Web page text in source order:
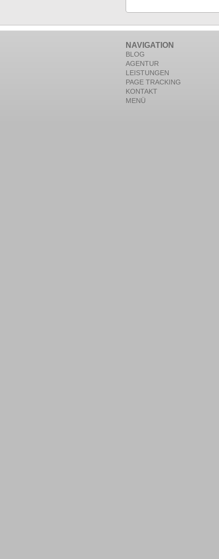
NAVIGATION
BLOG
AGENTUR
LEISTUNGEN
PAGE TRACKING
KONTAKT
MENÜ